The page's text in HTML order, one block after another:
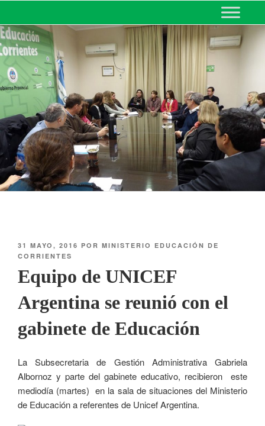
MINISTERIO DE EDUCACIÓN
DE CORRIENTES
31 MAYO, 2016 POR MINISTERIO EDUCACIÓN DE
CORRIENTES
Equipo de UNICEF
Argentina se reunió con el
gabinete de Educación
La Subsecretaria de Gestión Administrativa Gabriela
Albornoz y parte del gabinete educativo, recibieron este
mediodía (martes) en la sala de situaciones del Ministerio
de Educación a referentes de Unicef Argentina.